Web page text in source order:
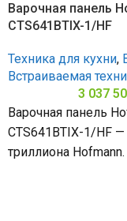
Варочная панель
CTS641BTIX-1/HF
Техника для кухни,
Встраиваемая
3 037
Варочная панель
CTS641BTIX-1/HF —
триллиона